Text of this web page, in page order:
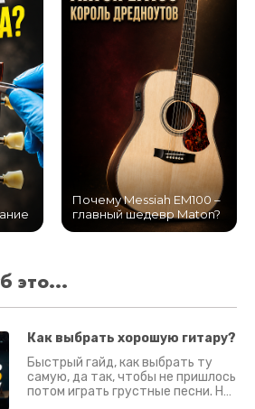
Почему Messiah EM100 –
главный шедевр Maton?
это...
Как выбрать хорошую гитару?
Быстрый гайд, как выбрать ту
самую, да так, чтобы не пришлось
потом играть грустные песни. На